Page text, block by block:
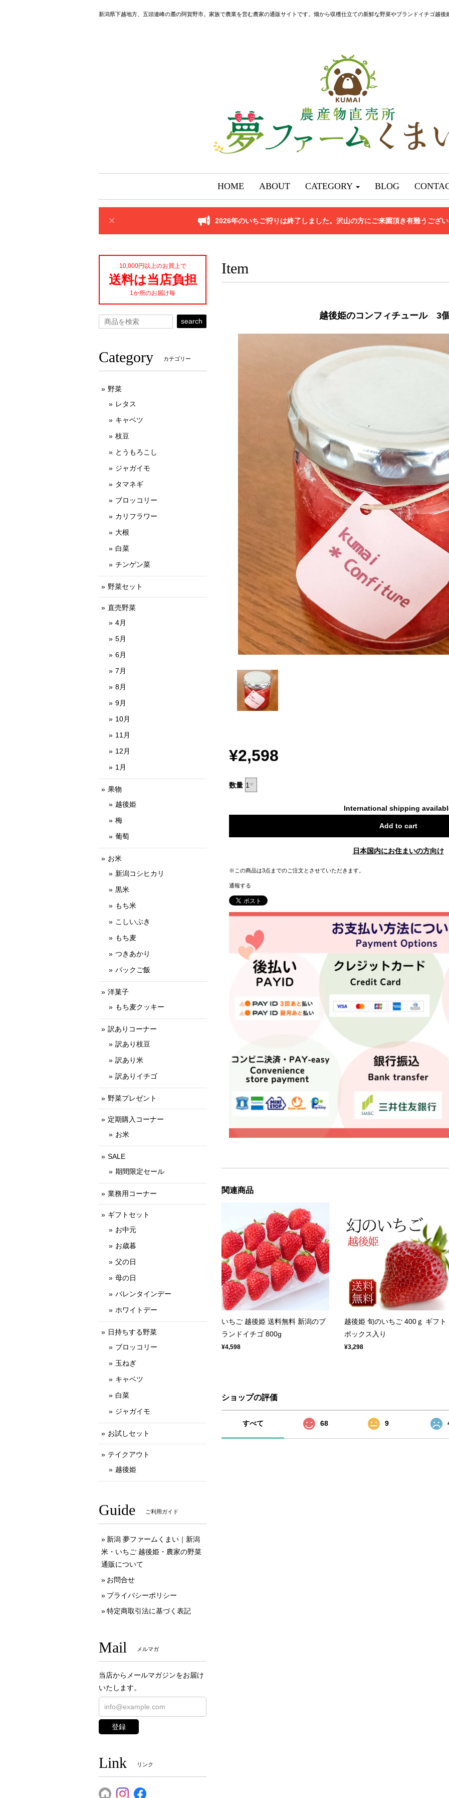
新潟県下越地方、五頭連峰の麓の阿賀野市。家族で農業を営む農家の通販サイトです。畑から収穫仕立ての新鮮な野菜やブランドイチゴ越後
HOME ABOUT CATEGORY BLOG
2026年のいちご狩りは終了しました。沢山の方にご来園頂き有難うござ
Item
越後姫のコンフィチュール 3
¥2,598
数量
International shipping
Add to cart
日本国内にお住まいの方向け
※この商品は3点までのご注文とさせていただきます。
通報する
関連商品
いちご 越後姫 送料無料 新潟のブ
ランドイチゴ 800g
¥4,598
越後姫 旬のいちご 400ｇ ギフト
ボックス入り
¥3,298
ショップの評価
すべて 68 9
10,000円以上のお買上で
送料は当店負担
1か所のお届け毎
search
Category カテゴリー
野菜
レタス
キャベツ
枝豆
とうもろこし
ジャガイモ
タマネギ
ブロッコリー
カリフラワー
大根
白菜
チンゲン菜
野菜セット
直売野菜
4月
5月
6月
7月
8月
9月
10月
11月
12月
1月
果物
越後姫
梅
葡萄
お米
新潟コシヒカリ
黒米
もち米
こしいぶき
もち麦
つきあかり
パックご飯
洋菓子
もち麦クッキー
訳ありコーナー
訳あり枝豆
訳あり米
訳ありイチゴ
野菜プレゼント
定期購入コーナー
お米
SALE
期間限定セール
業務用コーナー
ギフトセット
お中元
お歳暮
父の日
母の日
バレンタインデー
ホワイトデー
日持ちする野菜
ブロッコリー
玉ねぎ
キャベツ
白菜
ジャガイモ
お試しセット
テイクアウト
越後姫
Guide ご利用ガイド
新潟 夢ファームくまい｜新潟
米・いちご 越後姫・農家の野菜
通販について
お問合せ
プライバシーポリシー
特定商取引法に基づく表記
Mail メルマガ
当店からメールマガジンをお届け
いたします。
登録
Link リンク